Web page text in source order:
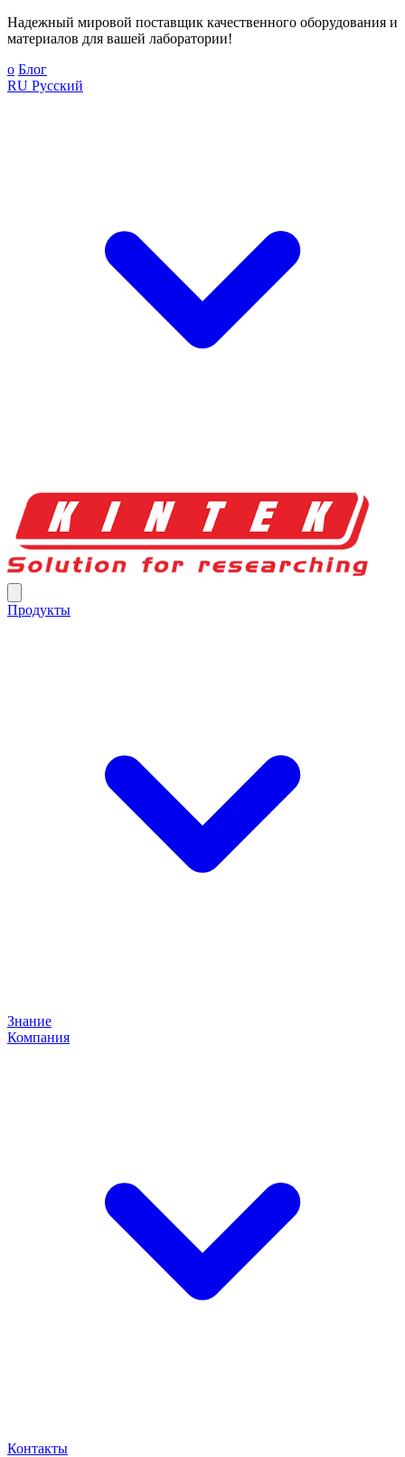
Надежный мировой поставщик качественного оборудования и
материалов для вашей лаборатории!
о Блог
RU Русский
Продукты
Знание
Компания
Контакты